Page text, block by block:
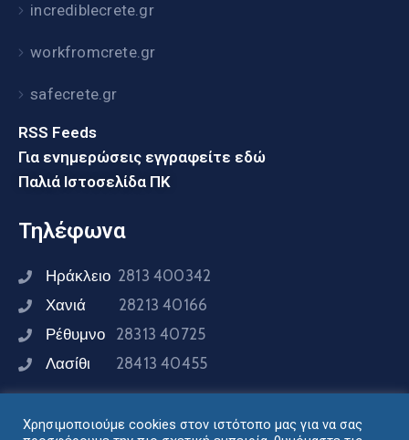
incrediblecrete.gr
workfromcrete.gr
safecrete.gr
RSS Feeds
Για ενημερώσεις εγγραφείτε εδώ
Παλιά Ιστοσελίδα ΠΚ
Τηλέφωνα
Ηράκλειο 2813 400342
Χανιά 28213 40166
Ρέθυμνο 28313 40725
Λασίθι 28413 40455
Συνδεθείτε μαζί μας
Χρησιμοποιούμε cookies στον ιστότοπο μας για να σας